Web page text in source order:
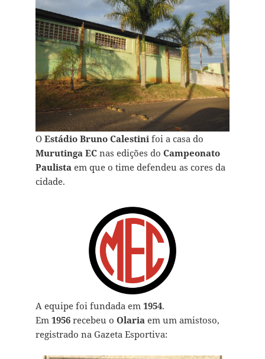
O Estádio Bruno Calestinifoi a casa do
Murutinga ECnas edições do Campeonato
Paulistaem que o time defendeu as cores da
cidade.
A equipe foi fundada em 1954.
Em 1956recebeu o Olariaem um amistoso,
registrado na Gazeta Esportiva: